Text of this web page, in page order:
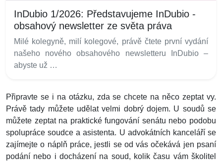
InDubio 1/2026: Představujeme InDubio -
obsahový newsletter ze světa práva
Milé kolegyně, milí kolegové, právě čtete první vydání
našeho nového obsahového newsletteru InDubio –
abyste už …
Připravte se i na otázku, zda se chcete na něco zeptat vy.
Právě tady můžete udělat velmi dobrý dojem. U soudů se
můžete zeptat na praktické fungování senátu nebo podobu
spolupráce soudce a asistenta. U advokátních kanceláří se
zajímejte o náplň práce, jestli se od vás očekává jen psaní
podání nebo i docházení na soud, kolik času vám školitel